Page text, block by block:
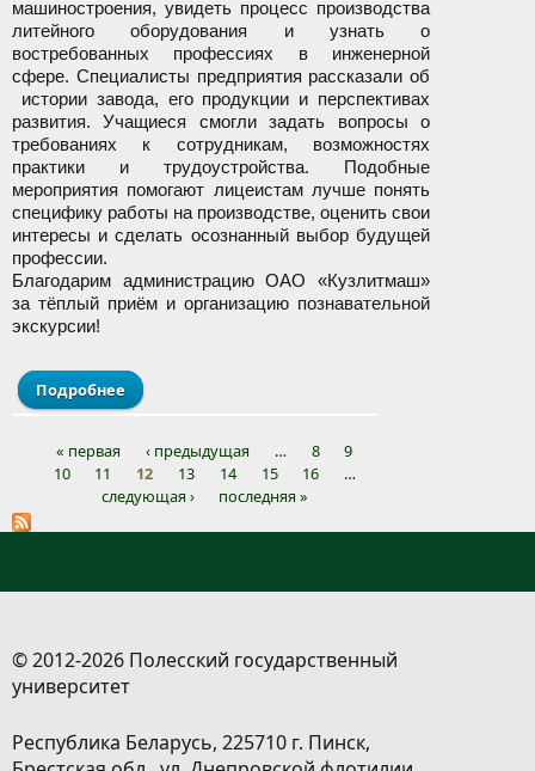
машиностроения, увидеть процесс производства
литейного оборудования и узнать о
востребованных профессиях в инженерной
сфере. Специалисты предприятия рассказали об
истории завода, его продукции и перспективах
развития. Учащиеся смогли задать вопросы о
требованиях к сотрудникам, возможностях
практики и трудоустройства. Подобные
мероприятия помогают лицеистам лучше понять
специфику работы на производстве, оценить свои
интересы и сделать осознанный выбор будущей
профессии.
Благодарим администрацию ОАО «Кузлитмаш»
за тёплый приём и организацию познавательной
экскурсии!
Подробнее о Взгляд на производство изнутри:
учащиеся лицея посетили ОАО «Кузлитмаш»
Страницы
« первая ‹ предыдущая … 8
9
10
11 12 13 14 15 16
…
следующая ›
последняя »
© 2012-2026 Полесский государственный
университет
Республика Беларусь, 225710 г. Пинск,